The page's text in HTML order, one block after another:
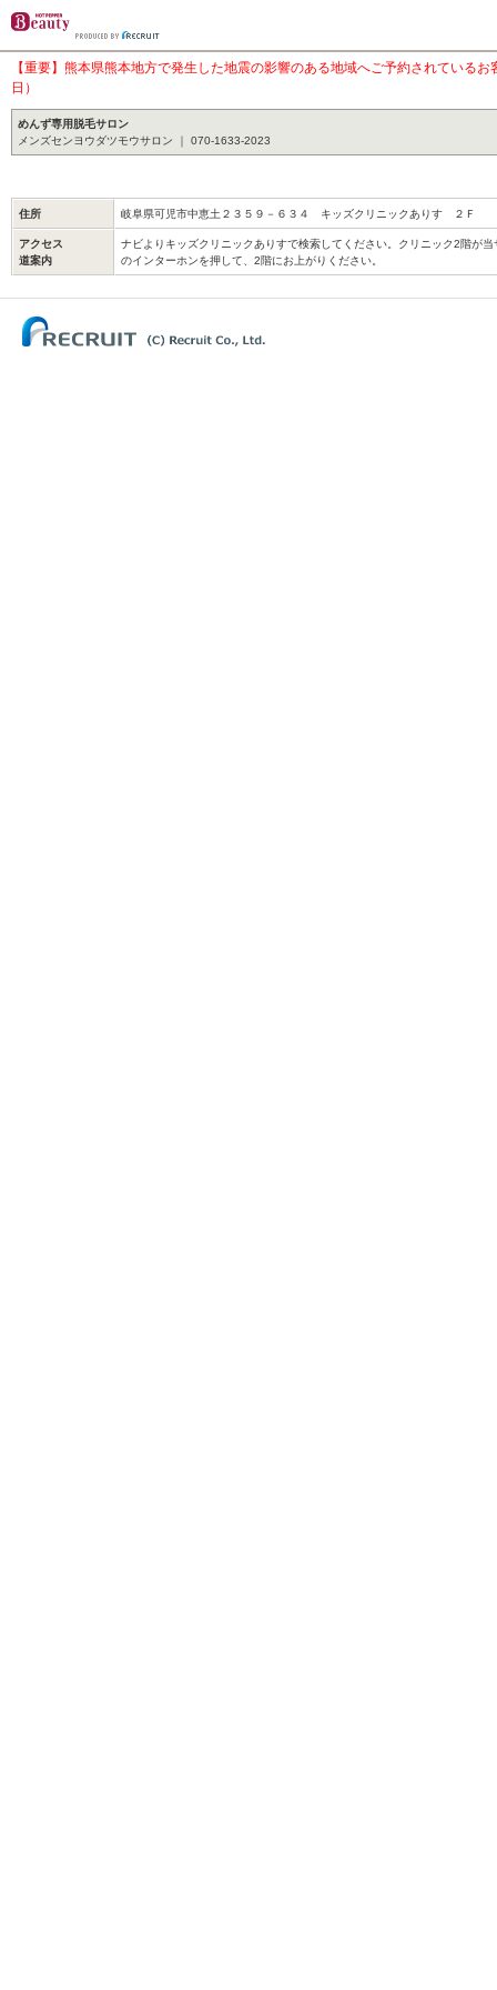
【重要】熊本県熊本地方で発生した地震の影響のある地域へご予約されている
日）
めんず専用脱毛サロン
メンズセンヨウダツモウサロン ｜ 070-1633-2023
住所 岐阜県可児市中恵土２３５９－６３４ キッズクリニックありす ２Ｆ
アクセス
道案内
ナビよりキッズクリニックありすで検索してください。クリニック2階が
のインターホンを押して、2階にお上がりください。